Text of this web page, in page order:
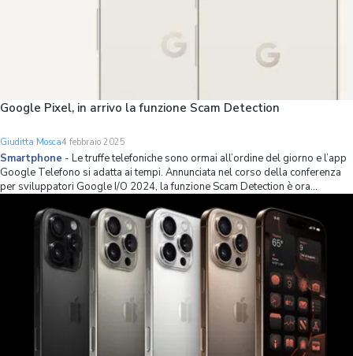
Google Pixel, in arrivo la funzione Scam Detection
Giuditta Mosca4 febbraio 2025
Smartphone - Le truffe telefoniche sono ormai all’ordine del giorno e l’app
Google Telefono si adatta ai tempi. Annunciata nel corso della conferenza
per sviluppatori Google I/O 2024, la funzione Scam Detection è ora
Scam Dete